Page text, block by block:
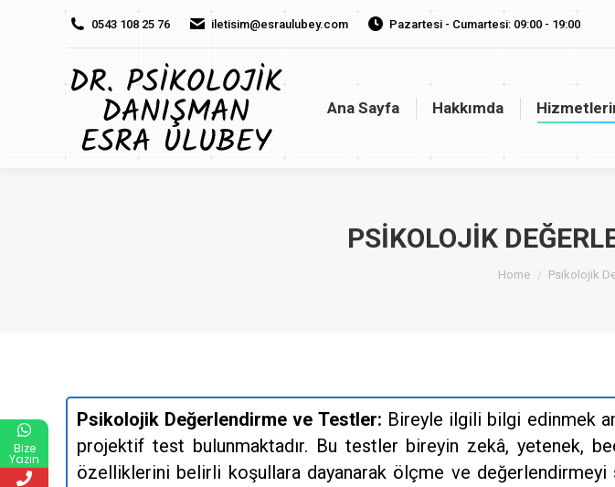
0543 108 25 76 iletisim@esraulubey.com Pazartesi - Cumartesi: 09:00 - 19:00
Ana Sayfa Hakkımda
PSIKOLOJIK
You are here:
Home Psikolojik
Psikolojik Değerlendirme ve Testler: Bireyle ilgili bilgi edinmek
projektif test bulunmaktadır. Bu testler bireyin zekâ, yetenek,
özelliklerini belirli koşullara dayanarak ölçme ve
Bize
Yazın
Ana Sayfa